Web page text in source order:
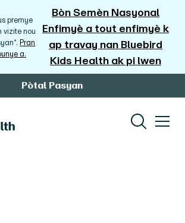
premye
vizite nou
Pran
a.
Bòn Semèn Nasyonal
Enfimyè a tout enfimyè k
ap travay nan Bluebird
Kids Health ak pi lwen
Pòtal Pasyan